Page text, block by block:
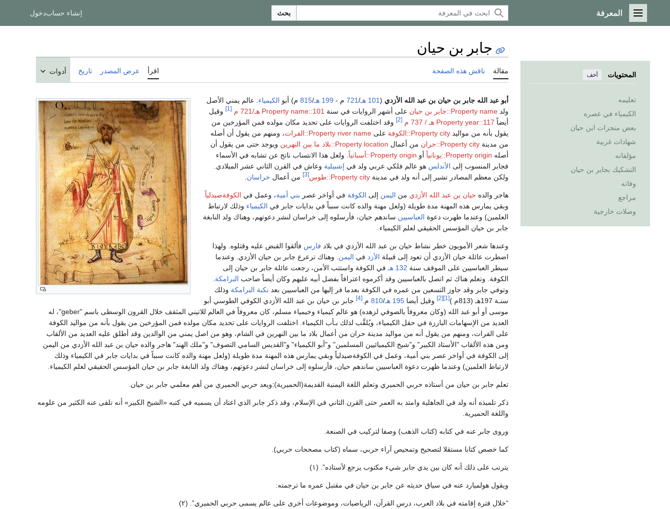
القائمة الرئيسية
المعرفة بحث إنشاء حسابدخول
المحتويات أخف
تعليمه
الكيمياء في عصره
بعض منجزات ابن حيان
شهادات غربية
مؤلفاته
التشكيك بجابر بن حيان
وفاته
مراجع
وصلات خارجية
جابر بن حيان
مقالة ناقش هذه الصفحة اقرأ عرض المصدر تاريخ أدوات
أبو عبد الله جابر بن حيان بن عبد الله الأزدي (101 هـ /
721 م - 199 هـ /
815 م) أبو الكيمياء . عالم يمني الأصل
ولد Property name::جابر بن حيان على أشهر الروايات في سنة Property name::101 هـ/721 م [1]
وقيل
أيضاً Property year::117 هـ / 737 م [2]
وقد اختلفت الروايات على تحديد مكان مولده فمن المؤرخين من
يقول بأنه من مواليد Property city::الكوفة على Property river name::الفرات
، ومنهم من يقول أن أصله
من مدينة Property city::حران من أعمال Property location::بلاد ما بين النهرين
ويوجد حتى من يقول أن
أصله Property origin::يونانياً أو Property origin::أسبانياً
. ولعل هذا الانتساب ناتج عن تشابه في الأسماء
فجابر المنسوب إلى الأندلس هو عالم فلكي عربي ولد في إشبيلية وعاش في القرن الثاني عشر الميلادي.
ولكن معظم المصادر تشير إلى أنه ولد في مدينة Property city::طوس [3] من أعمال خراسان
هاجر والده حيان بن عبد الله الأزدي من اليمن إلى الكوفة في أواخر عصر بني أمية، وعمل في الكوفةصيدلياً
وبقي يمارس هذه المهنة مدة طويلة (ولعل مهنة والده كانت سبباً في بدايات جابر في الكيمياء وذلك لارتباط
العلمين) وعندما ظهرت دعوة العباسيين ساندهم حيان، فأرسلوه إلى خراسان لنشر دعوتهم، وهناك ولد النابغة
جابر بن حيان المؤسس الحقيقي لعلم الكيمياء.
وعندها شعر الأمويون خطر نشاط حيان بن عبد الله الأزدي في بلاد فارس فألقوا القبض عليه وقتلوه. ولهذا
اضطرت عائلة حيان الأزدي أن تعود إلى قبيلة الأزد في اليمن . وهناك ترعرع جابر بن حيان الأزدي. وعندما
سيطر العباسيين على الموقف سنة 132 هـ
في الكوفة واستتب الأمن، رجعت عائلة جابر بن حيان إلى
الكوفة. وتعلم هناك ثم اتصل بالعباسيين وقد أكرموه اعترافاً بفضل أبيه عليهم وكان أيضاً صاحب البرامكة
وتوفي جابر وقد جاوز التسعين من عمره في الكوفة بعدما فر إليها من العباسيين بعد نكبة البرامكة وذلك
سنـة 197هـ (813م )
[1]
[2] وقيل أيضا 195 هـ /
810 م. [4]
جابر بن حيان بن عبد الله الأزدي الكوفي الطوسي أبو
موسى أو أبو عبد الله (وكان معروفاً بالصوفي لزهده) هو عالم كيمياء وخيمياء مسلم، كان معروفاً في العالم للاتيني المثقف خلال القرون الوسطى باسم "geber"، له
العديد من الإسهامات البارزة في حقل الكيمياء، ويُلقَّب لذلك بـأب الكيمياء. اختلفت الروايات على تحديد مكان مولده فمن المؤرخين من يقول بأنه من مواليد الكوفة
على الفرات، ومنهم من يقول أنه من مواليد مدينة حران من أعمال بلاد ما بين النهرين في الشام، وهو من اصل يمني من الوالدين وقد أطلق عليه العديد من الألقاب
ومن هذه الألقاب "الأستاذ الكبير" و"شيخ الكيميائيين المسلمين" و"أبو الكيمياء" و"القديس السامي التصوف" و"ملك الهند" هاجر والده حيان بن عبد الله الأزدي من اليمن
إلى الكوفة في أواخر عصر بني أمية، وعمل في الكوفةصيدلياً وبقي يمارس هذه المهنة مدة طويلة (ولعل مهنة والده كانت سبباً في بدايات جابر في الكيمياء وذلك
لارتباط العلمين) وعندما ظهرت دعوة العباسيين ساندهم حيان، فأرسلوه إلى خراسان لنشر دعوتهم، وهناك ولد النابغة جابر بن حيان المؤسس الحقيقي لعلم الكيمياء.
تعلم جابر بن حيان من أستاذه حربي الحميري وتعلم اللغة اليمنية القديمة(الحميرية):ويعد حربي الحميري من أهم معلمي جابر بن حيان.
ذكر تلميذه أنه ولد في الجاهلية وامتد به العمر حتى القرن الثاني في الإسلام، وقد ذكر جابر الذي اعتاد أن يسميه في كتبه «الشيخ الكبير» أنه تلقى عنه الكثير من علومه
واللغة الحميرية.
وروى جابر عنه في كتابه (كتاب الذهب) وصفا لتركيب في الصنعة.
كما خصص كتابا مستقلا لتصحيح وتمحيص آراء حربي، سماه (كتاب مصححات حربي).
يترتب على ذلك أنه كان بين يدي جابر شيء مكتوب يرجع لأستاذه”. (١)
ويقول هولميارد عنه في سياق حديثه عن جابر بن حيان في مقتبل عمره ما ترجمته:
“خلال فترة إقامته في بلاد العرب، درس القرآن، الرياضيات، وموضوعات أخرى على عالم يسمى حربي الحميري”. (٢)